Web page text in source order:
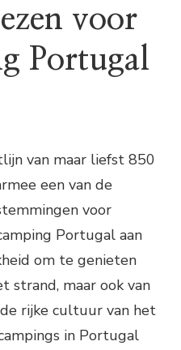
voor
Portugal
van maar liefst 850
een van de
voor
Portugal aan
om te genieten
strand, maar ook van
rijke cultuur van het
in Portugal